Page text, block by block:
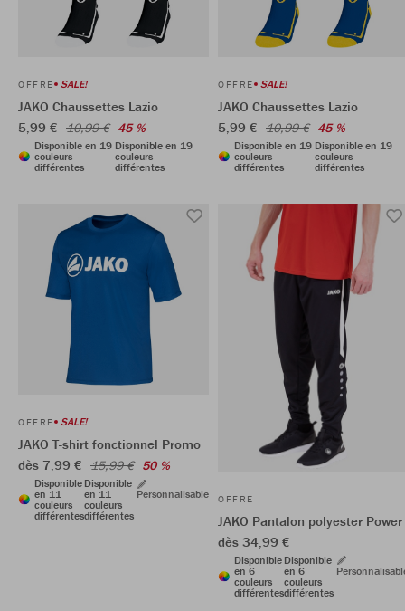
OFFRE SALE!
JAKO Chaussettes Lazio
5,99 € 10,99 € 45 %
Disponible en 19
couleurs
différentes
Disponible en 19
couleurs
différentes
OFFRE SALE!
JAKO Chaussettes Lazio
5,99 € 10,99 € 45 %
Disponible en 19
couleurs
différentes
Disponible en 19
couleurs
différentes
OFFRE SALE!
JAKO T-shirt fonctionnel Promo
dès 7,99 € 15,99 € 50 %
Disponible
en 11
couleurs
différentes
Disponible
en 11
couleurs
différentes
Personnalisable OFFRE
JAKO Pantalon polyester Power
dès 34,99 €
Disponible
en 6
couleurs
différentes
Disponible
en 6
couleurs
différentes